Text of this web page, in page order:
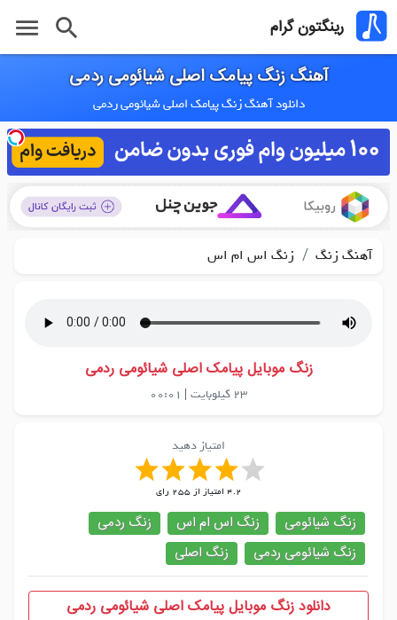
رینگتون گرام search
menu
آهنگ زنگ پیامک اصلی شیائومی ردمی
دانلود آهنگ زنگ پیامک اصلی شیائومی ردمی
آهنگ زنگ / زنگ اس ام اس
زنگ موبایل پیامک اصلی شیائومی ردمی
23 کیلوبایت |
00:01
امتیاز دهید
4.2 امتیاز از255 رای
زنگ شیائومی زنگ اس ام اس
زنگ ردمی
زنگ شیائومی ردمی
زنگ اصلی
دانلود زنگ موبایل پیامک اصلی شیائومی ردمی